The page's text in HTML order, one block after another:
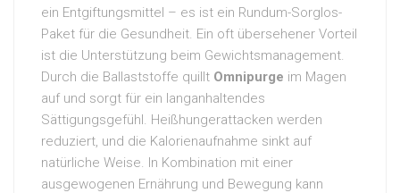
ein Entgiftungsmittel – es ist ein Rundum-Sorglos-
Paket für die Gesundheit. Ein oft übersehener Vorteil
ist die Unterstützung beim Gewichtsmanagement.
Durch die Ballaststoffe quillt Omnipurge im Magen
auf und sorgt für ein langanhaltendes
Sättigungsgefühl. Heißhungerattacken werden
reduziert, und die Kalorienaufnahme sinkt auf
natürliche Weise. In Kombination mit einer
ausgewogenen Ernährung und Bewegung kann